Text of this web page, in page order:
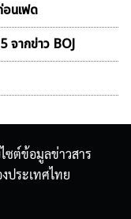
นเฟด
จากข่าว BOJ
ซต์ข้อมูลข่าวสาร
ประเทศไทย